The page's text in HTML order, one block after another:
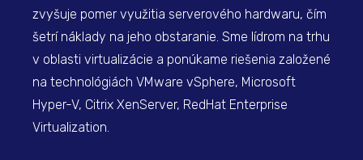
zvyšuje pomer využitia serverového hardwaru, čím
šetrí náklady na jeho obstaranie. Sme lídrom na trhu
v oblasti virtualizácie a ponúkame riešenia založené
na technológiách VMware vSphere, Microsoft
Hyper-V, Citrix XenServer, RedHat Enterprise
Virtualization.